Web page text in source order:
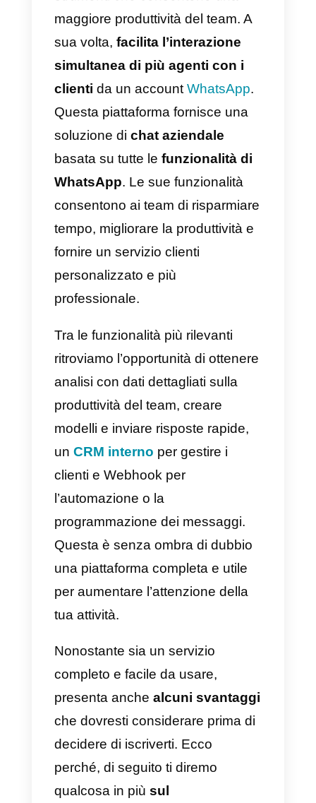
Walichatè una piattaforma che
comunicazione con il
cliente, presenta una varietà di
strumenti che consentono una
maggiore produttività del team. A
sua volta, facilita l’interazione
simultanea di più agenti con i
clientida un account
Questa piattaforma fornisce una
soluzione di chat aziendale
basata su tutte lefunzionalità di
WhatsApp. Le sue funzionalità
consentono ai team di
tempo, migliorare la produttività e
fornire un servizio clienti
personalizzato e più
professionale.
Tra le funzionalità più rilevanti
produttività del team, creare
modelli e inviare risposte rapide,
unCRM internoper gestire i
clienti e Webhook per
l’automazione o la